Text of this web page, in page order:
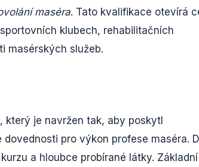
maséra. Tato kvalifikace otevírá
klubech, rehabilitačních
masérských služeb.
, který je navržen tak, aby poskytl
pro výkon profese maséra.
a hloubce probírané látky. Základní